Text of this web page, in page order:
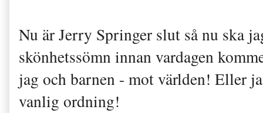
Nu är Jerry Springer slut så nu ska
skönhetssömn innan vardagen
jag och barnen - mot världen! Eller
vanlig ordning!